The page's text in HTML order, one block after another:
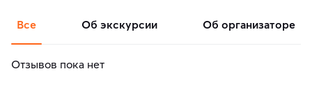
Все об экскурсии об организаторе
Отзывов пока нет